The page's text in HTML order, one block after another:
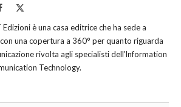
Facebook
è una casa editrice che ha sede a
una copertura a 360° per quanto riguarda
rivolta agli specialisti dell'lnformation
Technology.